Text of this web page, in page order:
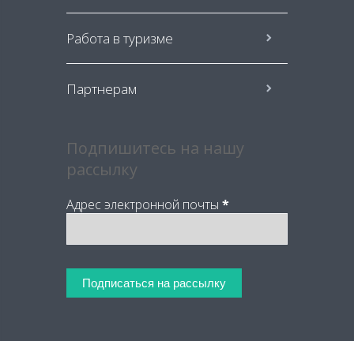
Работа в туризме
Партнерам
Подпишитесь на нашу
рассылку
Адрес электронной почты *